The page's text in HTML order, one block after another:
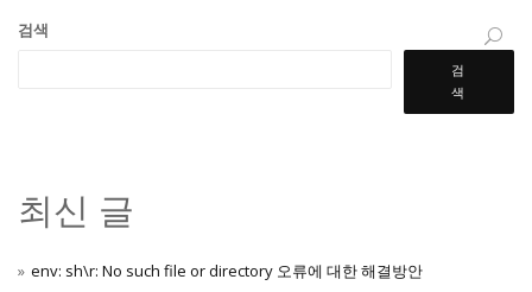
검색
검
색
최신 글
env: sh\r: No such file or directory 오류에 대한 해결방안